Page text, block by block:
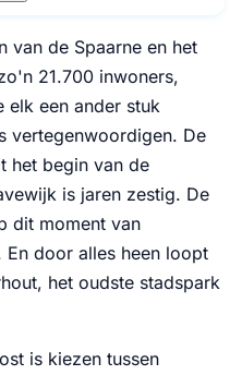
van de Spaarne en het
21.700 inwoners,
een ander stuk
vertegenwoordigen. De
het begin van de
is jaren zestig. De
dit moment van
door alles heen loopt
het oudste stadspark
is kiezen tussen